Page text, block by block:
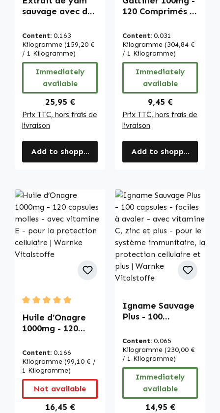
sauvage avec des
capsules - faciles
à avaler - avec
vitamine C, zinc
et plus - pour le
système
immunitaire, la
protection
cellulaire et plus |
Warnke
Vitalstoffe
Content: 0.163
Kilogramme (159,20 €
/ 1 Kilogramme)
Immediately
available
Regular price:
25,95 €
Prix TTC, hors frais de
livraison
Add to shopping cart
120 Comprimés -
avec Zinc - pour
le système
immunitaire, la
peau, les os et
bien plus encore |
Warnke
Vitalstoffe
Content: 0.031
Kilogramme (304,84 €
/ 1 Kilogramme)
Immediately
available
Regular price:
9,45 €
Prix TTC, hors frais de
livraison
Add to shopping cart
Average rating of 5 out of 5 stars
Huile d’Onagre
1000mg - 120
avec vitamine E -
pour la
protection
cellulaire |
Warnke
Vitalstoffe
Content: 0.166
Kilogramme (99,10 € /
1 Kilogramme)
Not available
Regular price:
16,45 €
Igname Sauvage
Plus - 100
à avaler - avec
vitamine C, zinc
et plus - pour le
système
immunitaire, la
protection
cellulaire et plus |
Content: 0.065
Kilogramme (230,00 €
/ 1 Kilogramme)
Immediately
available
Regular price:
14,95 €